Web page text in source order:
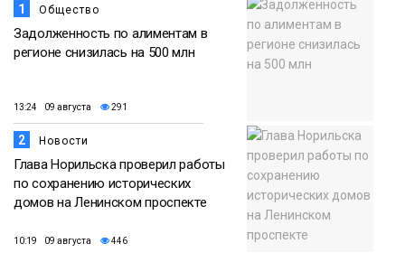
1 Общество
Задолженность по алиментам в
регионе снизилась на 500 млн
13:24 09 августа 291
2 Новости
Глава Норильска проверил работы
по сохранению исторических
домов на Ленинском проспекте
10:19 09 августа 446